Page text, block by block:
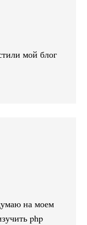
мой блог
на моем
php